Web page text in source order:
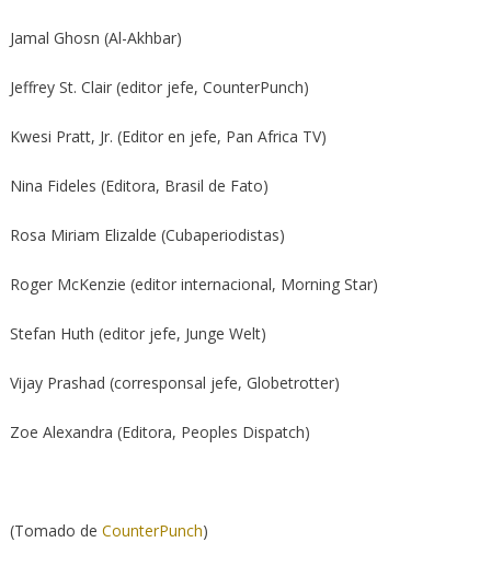
Jamal Ghosn (Al-Akhbar)
Jeffrey St. Clair (editor jefe, CounterPunch)
Kwesi Pratt, Jr. (Editor en jefe, Pan Africa TV)
Nina Fideles (Editora, Brasil de Fato)
Rosa Miriam Elizalde (Cubaperiodistas)
Roger McKenzie (editor internacional, Morning Star)
Stefan Huth (editor jefe, Junge Welt)
Vijay Prashad (corresponsal jefe, Globetrotter)
Zoe Alexandra (Editora, Peoples Dispatch)
(Tomado de CounterPunch)